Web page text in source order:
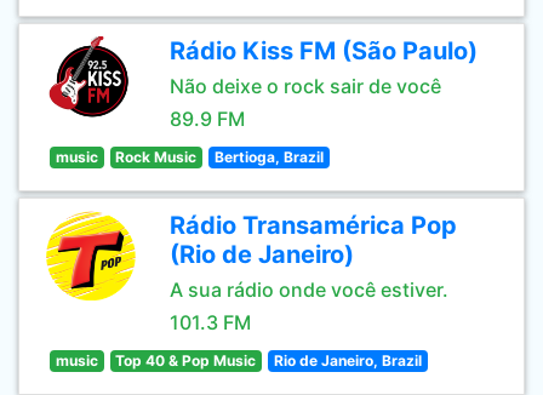
Rádio Kiss FM (São Paulo)
Não deixe o rock sair de você
89.9 FM
music Rock Music Bertioga, Brazil
Rádio Transamérica Pop
(Rio de Janeiro)
A sua rádio onde você estiver.
101.3 FM
music Top 40 & Pop Music Rio de Janeiro, Brazil